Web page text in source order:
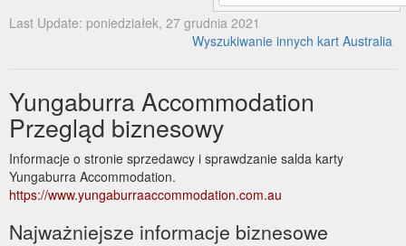
Last Update: poniedziałek, 27 grudnia 2021
Wyszukiwanie innych kart Australia
Yungaburra Accommodation
Przegląd biznesowy
Informacje o stronie sprzedawcy i sprawdzanie salda karty
Yungaburra Accommodation.
https://www.yungaburraaccommodation.com.au
Najważniejsze informacje biznesowe